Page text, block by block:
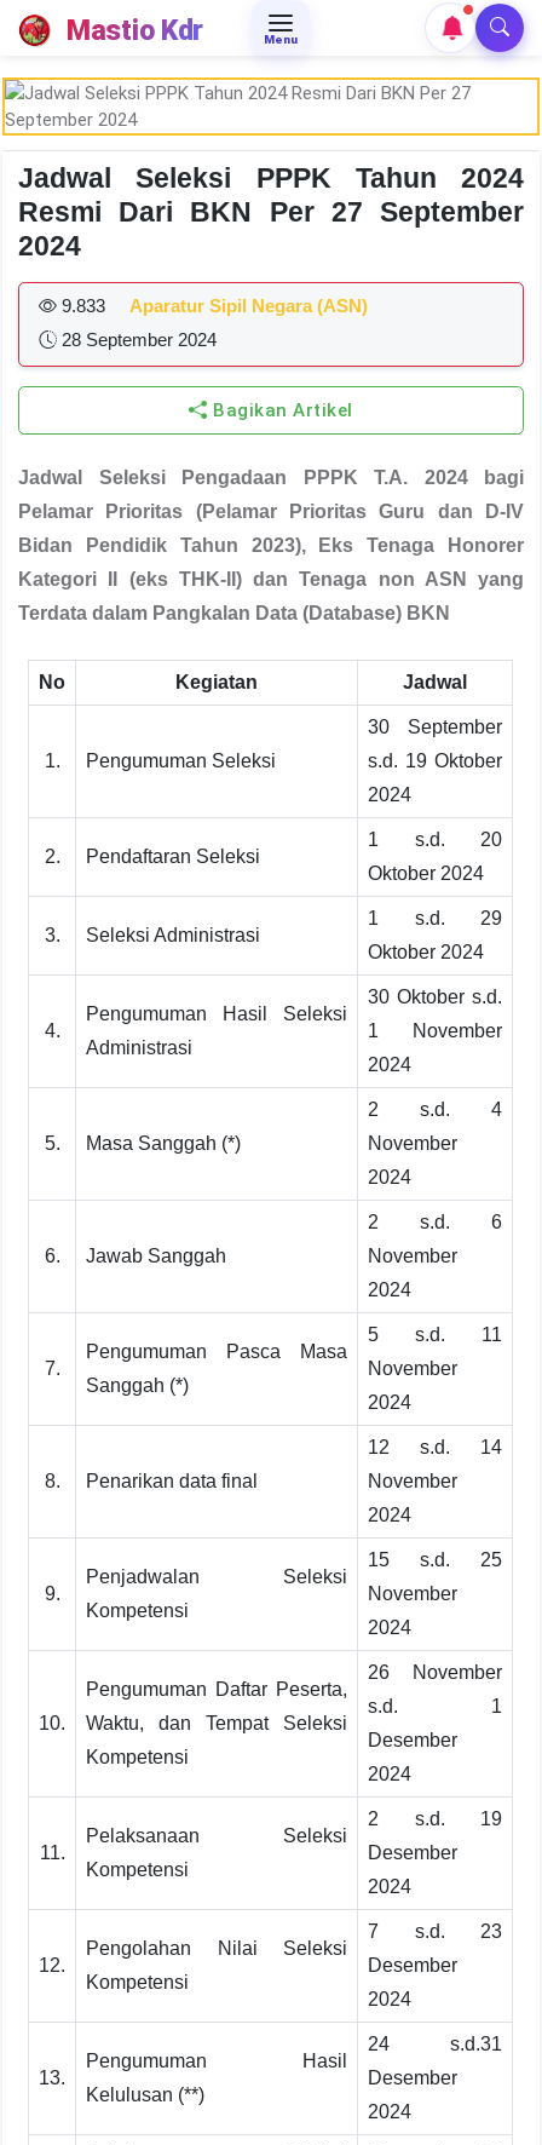
Mastio Kdr Menu
Jadwal Seleksi PPPK Tahun 2024
Resmi Dari BKN Per 27 September
2024
9.833
Aparatur Sipil Negara (ASN)
28 September 2024
Bagikan Artikel
Jadwal Seleksi Pengadaan PPPK T.A. 2024 bagi
Pelamar Prioritas (Pelamar Prioritas Guru dan D-IV
Bidan Pendidik Tahun 2023), Eks Tenaga Honorer
Kategori II (eks THK-II) dan Tenaga non ASN yang
Terdata dalam Pangkalan Data (Database) BKN
No Kegiatan Jadwal
1. Pengumuman Seleksi
30 September
s.d. 19 Oktober
2024
2. Pendaftaran Seleksi
1 s.d. 20
Oktober 2024
3. Seleksi Administrasi
1 s.d. 29
Oktober 2024
4.
Pengumuman Hasil Seleksi
Administrasi
30 Oktober s.d.
1 November
2024
5. Masa Sanggah (*)
2 s.d. 4
November
2024
6. Jawab Sanggah
2 s.d. 6
November
2024
7.
Pengumuman Pasca Masa
Sanggah (*)
5 s.d. 11
November
2024
8. Penarikan data final
12 s.d. 14
November
2024
9.
Penjadwalan Seleksi
Kompetensi
15 s.d. 25
November
2024
10.
Pengumuman Daftar Peserta,
Waktu, dan Tempat Seleksi
Kompetensi
26 November
s.d. 1
Desember
2024
11.
Pelaksanaan Seleksi
Kompetensi
2 s.d. 19
Desember
2024
12.
Pengolahan Nilai Seleksi
Kompetensi
7 s.d. 23
Desember
2024
13.
Pengumuman Hasil
Kelulusan (**)
24 s.d.31
Desember
2024